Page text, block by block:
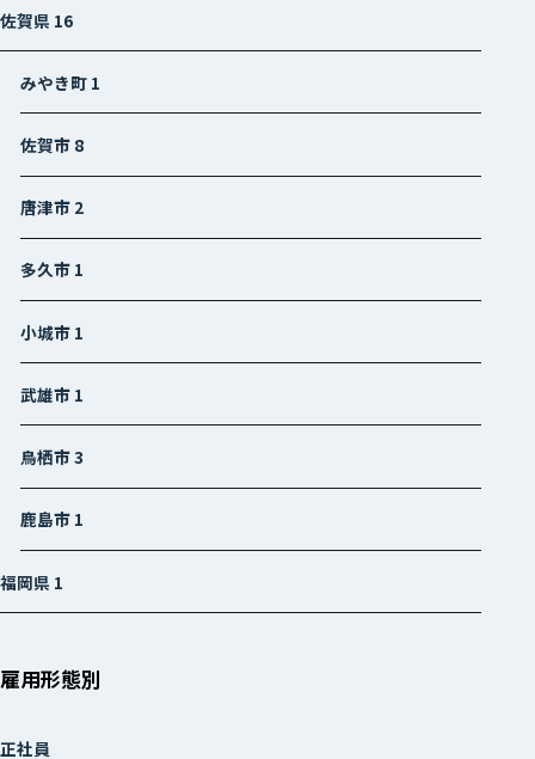
佐賀県 16
みやき町 1
佐賀市 8
唐津市 2
多久市 1
小城市 1
武雄市 1
鳥栖市3
鹿島市 1
福岡県 1
雇用形態別
正社員